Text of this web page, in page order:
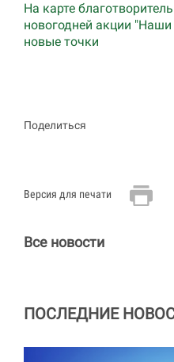
На карте
новогодней акции "Наши
новые точки
Поделиться
Версия для печати
Все новости
ПОСЛЕДНИЕ